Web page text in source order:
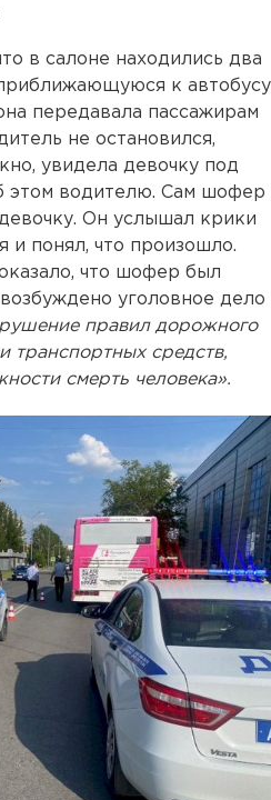
в салоне находились два
к автобусу
передавала пассажирам
не остановился,
увидела девочку под
этом водителю. Сам шофер
Он услышал крики
и понял, что произошло.
что шофер был
уголовное дело
правил дорожного
транспортных средств,
смерть человека».